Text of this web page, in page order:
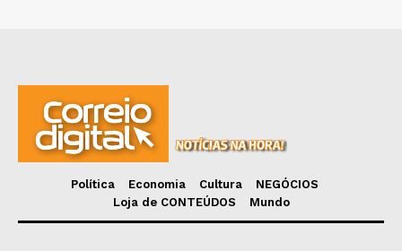
Política Economia Cultura
NEGÓCIOS
Loja de CONTEÚDOS
Mundo